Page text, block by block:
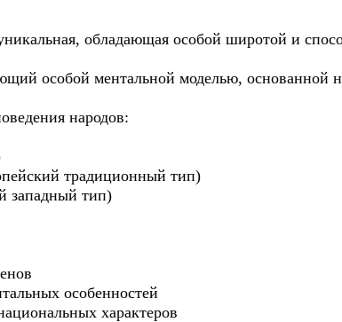
обладающая особой широтой и
особой ментальной моделью, основанной
народов:
традиционный тип)
западный тип)
особенностей
характеров